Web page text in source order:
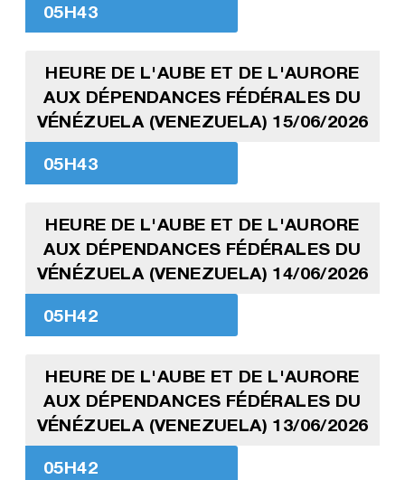
05H43
HEURE DE L'AUBE ET DE L'AURORE
AUX DÉPENDANCES FÉDÉRALES DU
VÉNÉZUELA (VENEZUELA) 15/06/2026
05H43
HEURE DE L'AUBE ET DE L'AURORE
AUX DÉPENDANCES FÉDÉRALES DU
VÉNÉZUELA (VENEZUELA) 14/06/2026
05H42
HEURE DE L'AUBE ET DE L'AURORE
AUX DÉPENDANCES FÉDÉRALES DU
VÉNÉZUELA (VENEZUELA) 13/06/2026
05H42